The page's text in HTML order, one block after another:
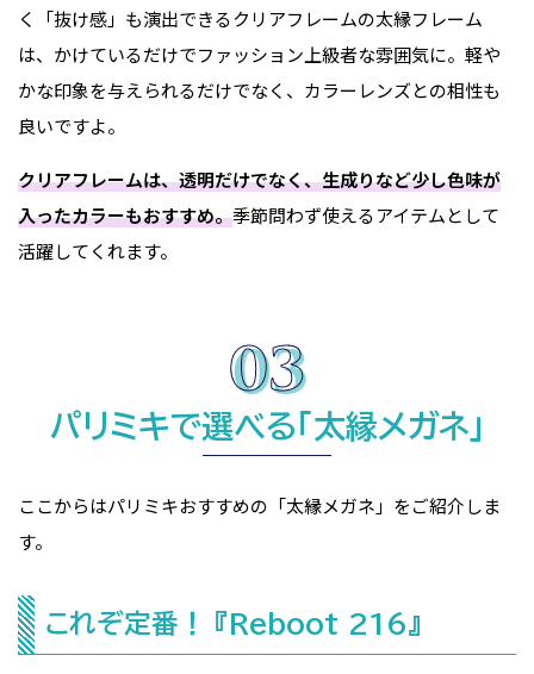
く「抜け感」も演出できるクリアフレームの太縁フレーム
は、かけているだけでファッション上級者な雰囲気に。軽や
かな印象を与えられるだけでなく、カラーレンズとの相性も
良いですよ。
クリアフレームは、透明だけでなく、生成りなど少し色味が
入ったカラーもおすすめ。季節問わず使えるアイテムとして
活躍してくれます。
パリミキで選べる「太縁メガネ」
ここからはパリミキおすすめの「太縁メガネ」をご紹介しま
す。
これぞ定番！ 『Reboot 216』